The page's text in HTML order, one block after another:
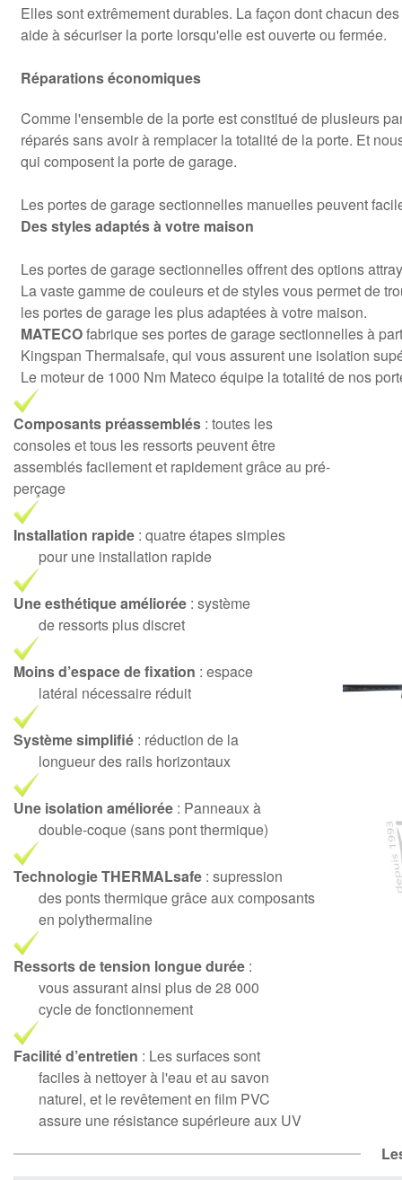
Elles sont extrêmement durables. La façon dont chacun
aide à sécuriser la porte lorsqu'elle est ouverte ou fermée.
Réparations économiques
Comme l'ensemble de la porte est constitué de plusieurs
réparés sans avoir à remplacer la totalité de la porte. Et
qui composent la porte de garage.
Les portes de garage sectionnelles manuelles peuvent
Des styles adaptés à votre maison
Les portes de garage sectionnelles offrent des options
La vaste gamme de couleurs et de styles vous permet de
les portes de garage les plus adaptées à votre maison.
MATECOfabrique ses portes de garage sectionnelles à
Kingspan Thermalsafe, qui vous assurent une isolation
Le moteur de 1000 Nm Mateco équipe la totalité de nos
Composants préassemblés : toutes les
consoles et tous les ressorts peuvent être
assemblés facilement et rapidement grâce au pré-
perçage
Installation rapide : quatre étapes simples
pour une installation rapide
Une esthétique améliorée : système
de ressorts plus discret
Moins d’espace de fixation : espace
latéral nécessaire réduit
Système simplifié : réduction de la
longueur des rails horizontaux
Une isolation améliorée : Panneaux à
double-coque (sans pont thermique)
Technologie THERMALsafe : supression
des ponts thermique grâce aux composants
en polythermaline
Ressorts de tension longue durée :
vous assurant ainsi plus de 28 000
cycle de fonctionnement
Facilité d’entretien : Les surfaces sont
faciles à nettoyer à l'eau et au savon
naturel, et le revêtement en film PVC
assure une résistance supérieure aux UV